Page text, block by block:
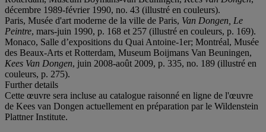
décembre 1989-février 1990, no. 43 (illustré en couleurs).
Paris, Musée d'art moderne de la ville de Paris, Van Dongen, Le
Peintre, mars-juin 1990, p. 168 et 257 (illustré en couleurs, p. 169).
Monaco, Salle d’expositions du Quai Antoine-1er; Montréal, Musée
des Beaux-Arts et Rotterdam, Museum Boijmans Van Beuningen,
Kees Van Dongen, juin 2008-août 2009, p. 335, no. 189 (illustré en
couleurs, p. 275).
Further details
Cette œuvre sera incluse au catalogue raisonné en ligne de l'œuvre
de Kees van Dongen actuellement en préparation par le Wildenstein
Plattner Institute.